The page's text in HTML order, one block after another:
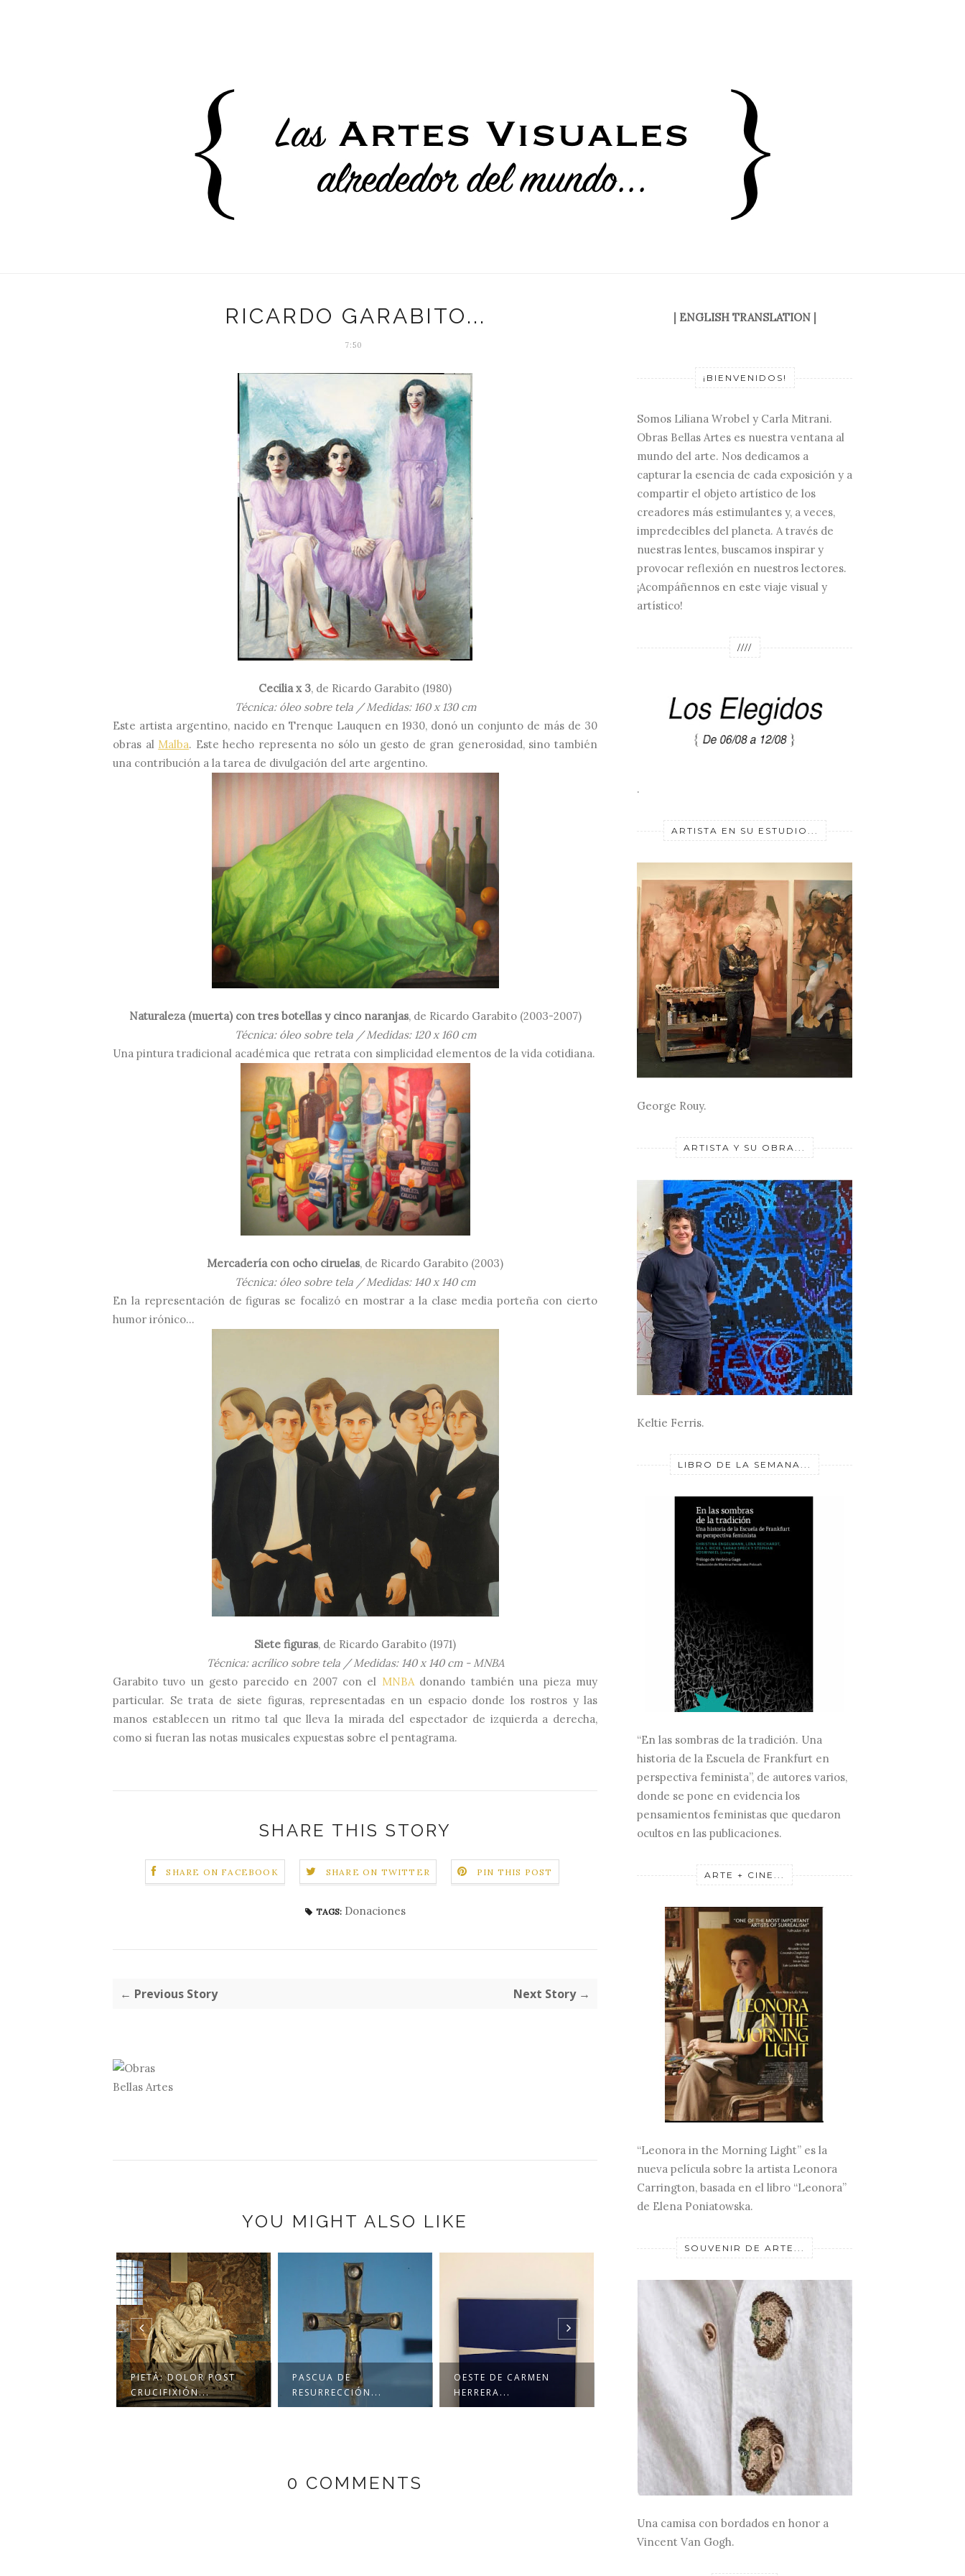
RICARDO GARABITO...
7:50
Cecilia x 3, de Ricardo Garabito (1980)
Técnica: óleo sobre tela / Medidas: 160 x 130 cm
Este artista argentino, nacido en Trenque Lauquen en 1930, donó un conjunto de más de 30
obras al Malba. Este hecho representa no sólo un gesto de gran generosidad, sino también
una contribución a la tarea de divulgación del arte argentino.
Naturaleza (muerta) con tres botellas y cinco naranjas, de Ricardo Garabito (2003-2007)
Técnica: óleo sobre tela / Medidas: 120 x 160 cm
Una pintura tradicional académica que retrata con simplicidad elementos de la vida cotidiana.
Mercadería con ocho ciruelas, de Ricardo Garabito (2003)
Técnica: óleo sobre tela / Medidas: 140 x 140 cm
En la representación de figuras se focalizó en mostrar a la clase media porteña con cierto
humor irónico...
Siete figuras, de Ricardo Garabito (1971)
Técnica: acrílico sobre tela / Medidas: 140 x 140 cm - MNBA
Garabito tuvo un gesto parecido en 2007 con el MNBAdonando también una pieza muy
particular. Se trata de siete figuras, representadas en un espacio donde los rostros y las
manos establecen un ritmo tal que lleva la mirada del espectador de izquierda a derecha,
como si fueran las notas musicales expuestas sobre el pentagrama.
SHARE THIS STORY
SHARE ON FACEBOOK SHARE ON TWITTER PIN THIS POST
TAGS: Donaciones
← Previous Story Next Story →
YOU MIGHT ALSO LIKE
PIETÁ: DOLOR POST
CRUCIFIXIÓN...
PASCUA DE
RESURRECCIÓN...
OESTE DE CARMEN
HERRERA...
CARLOS GALLARDO, DE
DÍA Y TAMBIÉN D...
GUERRICO...
0 COMMENTS
| ENGLISH TRANSLATION|
¡BIENVENIDOS!
Somos Liliana Wrobel y Carla Mitrani.
Obras Bellas Artes es nuestra ventana al
mundo del arte. Nos dedicamos a
capturar la esencia de cada exposición y a
compartir el objeto artístico de los
creadores más estimulantes y, a veces,
impredecibles del planeta. A través de
nuestras lentes, buscamos inspirar y
provocar reflexión en nuestros lectores.
¡Acompáñennos en este viaje visual y
artístico!
////
.
ARTISTA EN SU ESTUDIO...
George Rouy.
ARTISTA Y SU OBRA...
Keltie Ferris.
LIBRO DE LA SEMANA...
“En las sombras de la tradición. Una
historia de la Escuela de Frankfurt en
perspectiva feminista”, de autores varios,
donde se pone en evidencia los
pensamientos feministas que quedaron
ocultos en las publicaciones.
ARTE + CINE...
“Leonora in the Morning Light” es la
nueva película sobre la artista Leonora
Carrington, basada en el libro “Leonora”
de Elena Poniatowska.
SOUVENIR DE ARTE...
Una camisa con bordados en honor a
Vincent Van Gogh.